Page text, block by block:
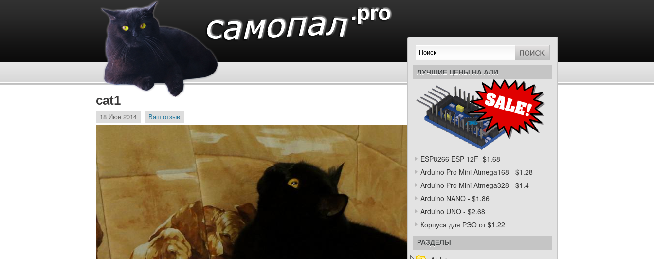
cat1
18 Июн 2014 Ваш отзыв
ЛУЧШИЕ ЦЕНЫ НА АЛИ
ESP8266 ESP-12F -$1.68
Arduino Pro Mini Atmega168 - $1.28
Arduino Pro Mini Atmega328 - $1.4
Arduino NANO - $1.86
Arduino UNO - $2.68
Корпуса для РЭО от $1.22
РАЗДЕЛЫ